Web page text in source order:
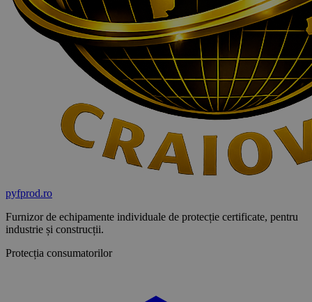
pyfprod.ro
Furnizor de echipamente individuale de protecție certificate, pentru
industrie și construcții.
Protecția consumatorilor